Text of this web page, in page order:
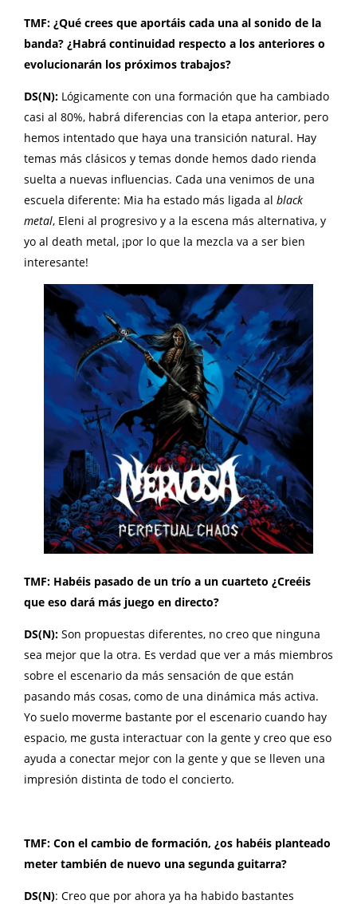
TMF: ¿Qué crees que aportáis cada una al sonido de la
banda? ¿Habrá continuidad respecto a los anteriores o
evolucionarán los próximos trabajos?
DS(N): Lógicamente con una formación que ha cambiado
casi al 80%, habrá diferencias con la etapa anterior, pero
hemos intentado que haya una transición natural. Hay
temas más clásicos y temas donde hemos dado rienda
suelta a nuevas influencias. Cada una venimos de una
escuela diferente: Mia ha estado más ligada al black
metal, Eleni al progresivo y a la escena más alternativa, y
yo al death metal, ¡por lo que la mezcla va a ser bien
interesante!
TMF: Habéis pasado de un trío a un cuarteto ¿Creéis
que eso dará más juego en directo?
DS(N): Son propuestas diferentes, no creo que ninguna
sea mejor que la otra. Es verdad que ver a más miembros
sobre el escenario da más sensación de que están
pasando más cosas, como de una dinámica más activa.
Yo suelo moverme bastante por el escenario cuando hay
espacio, me gusta interactuar con la gente y creo que eso
ayuda a conectar mejor con la gente y que se lleven una
impresión distinta de todo el concierto.
TMF: Con el cambio de formación, ¿os habéis planteado
meter también de nuevo una segunda guitarra?
DS(N): Creo que por ahora ya ha habido bastantes